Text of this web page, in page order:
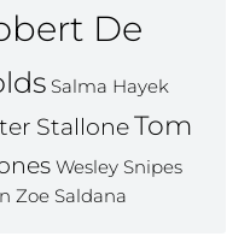
De
Salma Hayek
StalloneTom
Wesley Snipes
Zoe Saldana